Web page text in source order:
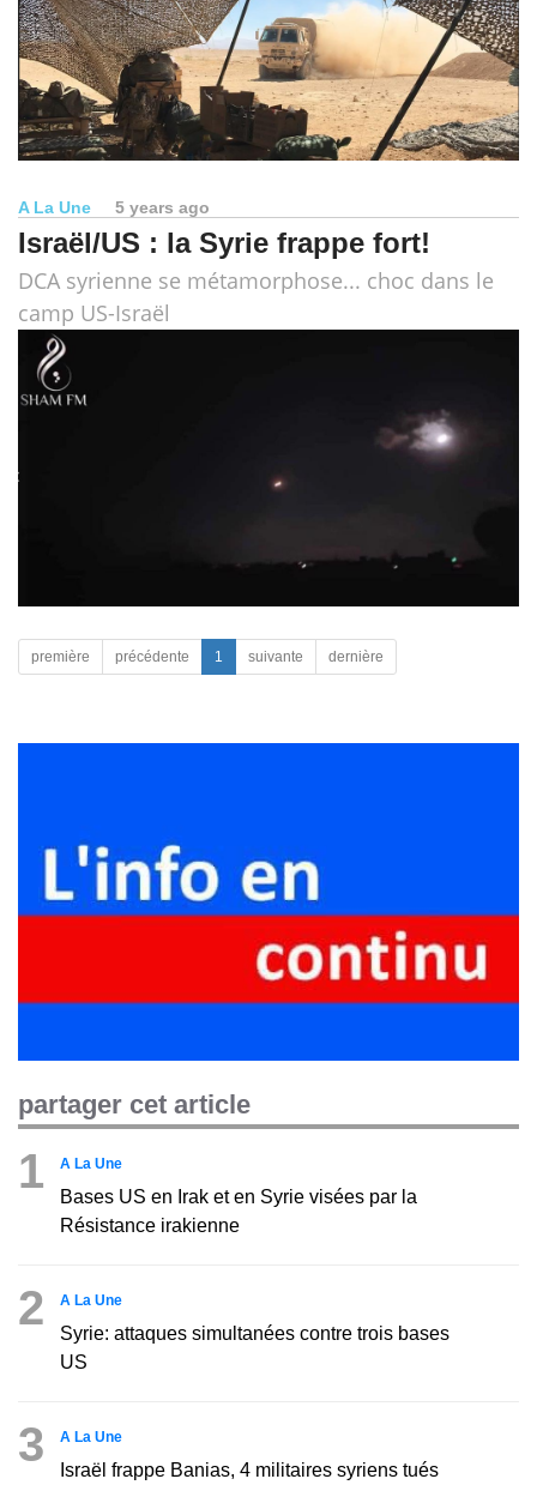
A La Une 5 years ago
Israël/US : la Syrie frappe fort!
DCA syrienne se métamorphose... choc dans le
camp US-Israël
première précédente 1 suivante dernière
partager cet article
1 A La Une
Bases US en Irak et en Syrie visées par la
Résistance irakienne
2 A La Une
Syrie: attaques simultanées contre trois bases
US
3 A La Une
Israël frappe Banias, 4 militaires syriens tués